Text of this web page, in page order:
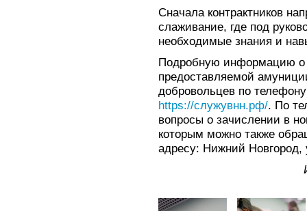
Сначала контрактников
слаживание, где под
необходимые знания и
Подробную информацию о
предоставляемой
добровольцев по
https://служувнн.рф/. По
вопросы о зачислении в
которым можно также
адресу: Нижний